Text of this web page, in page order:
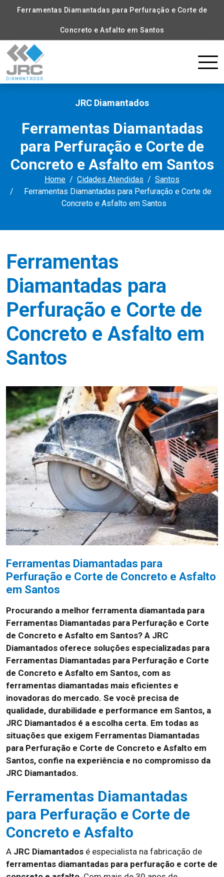
Ferramentas Diamantadas para Perfuração e Corte de
Concreto e Asfalto em Santos
JRC Diamantados
Ferramentas Diamantadas
para Perfuração e Corte de
Concreto e Asfalto em Santos
Home Cidades Atendidas
Santos
Ferramentas Diamantadas para Perfuração e Corte de
Concreto e Asfalto em Santos
Ferramentas
Diamantadas para
Perfuração e Corte de
Concreto e Asfalto em
Santos
Ferramentas Diamantadas para
Perfuração e Corte de Concreto e Asfalto
em Santos
Procurando a melhor ferramenta diamantada para
Ferramentas Diamantadas para Perfuração e Corte
de Concreto e Asfalto em Santos? A JRC
Diamantados oferece soluções especializadas para
Ferramentas Diamantadas para Perfuração e Corte
de Concreto e Asfalto em Santos, com as
ferramentas diamantadas mais eficientes e
inovadoras do mercado. Se você precisa de
qualidade, durabilidade e performance em Santos, a
JRC Diamantados é a escolha certa. Em todas as
situações que exigem Ferramentas Diamantadas
para Perfuração e Corte de Concreto e Asfalto em
Santos, confie na experiência e no compromisso da
JRC Diamantados.
Ferramentas Diamantadas
para Perfuração e Corte de
Concreto e Asfalto
A JRC Diamantados é especialista na fabricação de
ferramentas diamantadas para perfuração e corte de